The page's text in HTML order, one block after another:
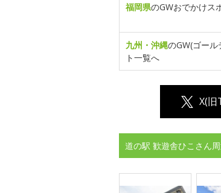
福岡県のGWおでかけス
九州・沖縄のGW(ゴー
ト一覧へ
X(
道の駅 歓遊舎ひこさん